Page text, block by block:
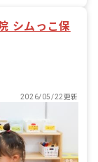
シムっこ保
2026/05/22更新